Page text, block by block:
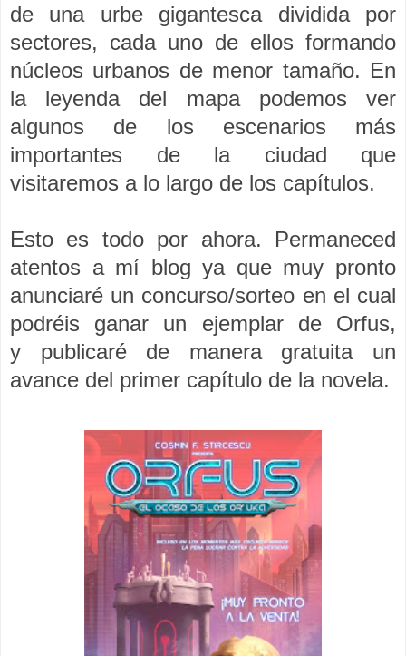
de una urbe gigantesca dividida por
sectores, cada uno de ellos formando
núcleos urbanos de menor tamaño. En
la leyenda del mapa podemos ver
algunos de los escenarios más
importantes de la ciudad que
visitaremos a lo largo de los capítulos.
Esto es todo por ahora. Permaneced
atentos a mí blog ya que muy pronto
anunciaré un concurso/sorteo en el cual
podréis ganar un ejemplar de Orfus,
y publicaré de manera gratuita un
avance del primer capítulo de la novela.